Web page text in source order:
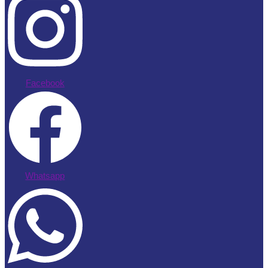
Facebook
Whatsapp